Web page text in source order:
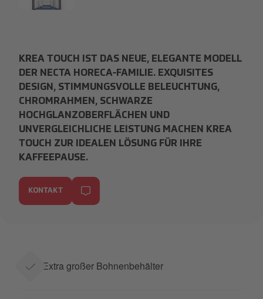
KREA TOUCH IST DAS NEUE, ELEGANTE MODELL
DER NECTA HORECA-FAMILIE. EXQUISITES
DESIGN, STIMMUNGSVOLLE BELEUCHTUNG,
CHROMRAHMEN, SCHWARZE
HOCHGLANZOBERFLÄCHEN UND
UNVERGLEICHLICHE LEISTUNG MACHEN KREA
TOUCH ZUR IDEALEN LÖSUNG FÜR IHRE
KAFFEEPAUSE.
KONTAKT
Extra großer Bohnenbehälter